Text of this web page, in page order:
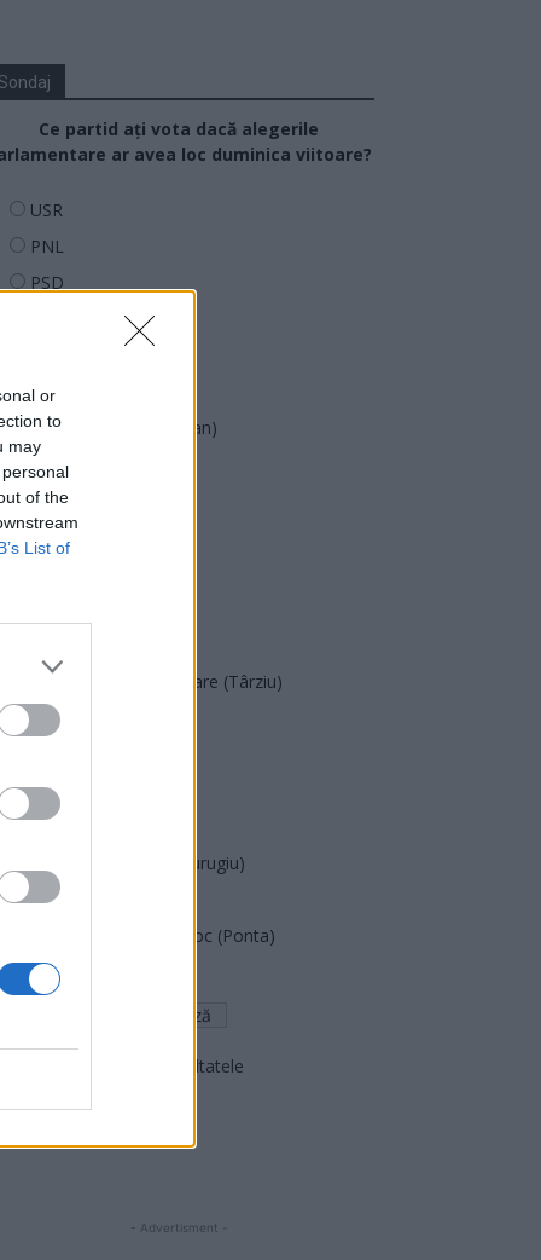
or
to
may
of the
List of
Ce partid ați vota dacă alegerile
ar avea loc duminica viitoare?
USR
PNL
PSD
PMP (Tomac)
Forța Dreptei (L. Orban)
PNȚMM
REPER
SENS
Acțiunea Conservatoare (Târziu)
PDF (Lazarus)
PNȚCD (Pavelescu)
PNCR (Terheș)
Partidul Patrioților (Surugiu)
FAR (Coarnă)
România pe Primul Loc (Ponta)
Altul
Arată rezultatele
- Advertisment -